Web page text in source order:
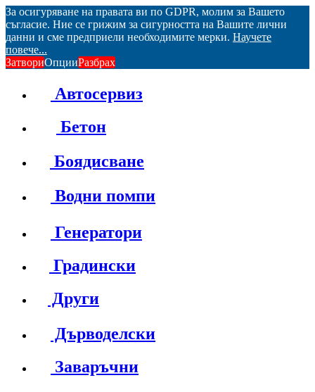
За осигуряване на правата ви по GDPR, молим за Вашето
съгласие. Ние се грижим за сигурността на Вашите лични
данни и сме предприели необходимите мерки. Научете
повече...
ЗатвориОпцииРазбрах
Автосервиз
Бетон
Боядисване
Водни помпи
Генератори
Градински
Други
Дърводелски
Заваръчни